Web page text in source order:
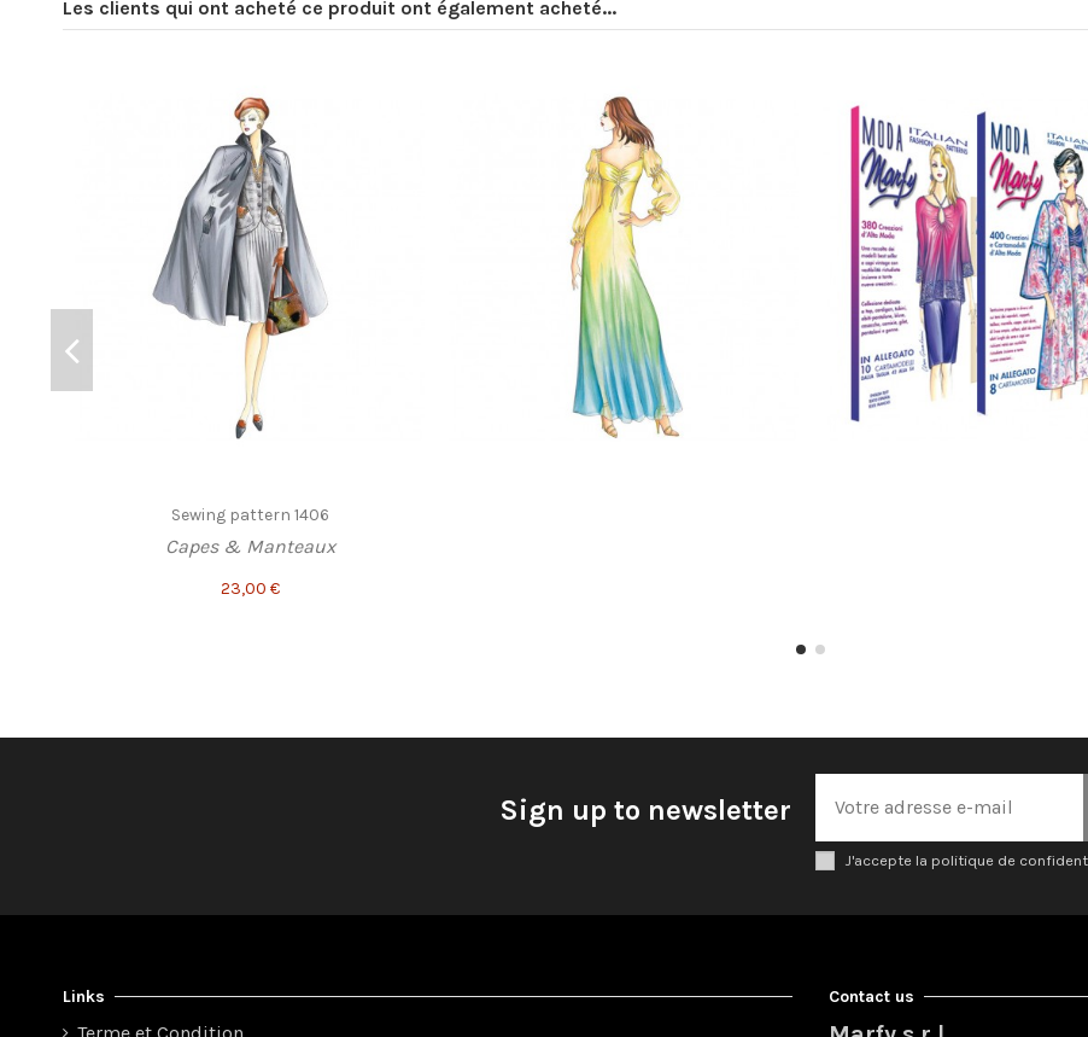
Les clients qui ont acheté ce produit ont également acheté...
Sewing pattern 1406
Capes & Manteaux
23,00 €
Sign up to newsletter
J'accepte la politique de
Links Contact us